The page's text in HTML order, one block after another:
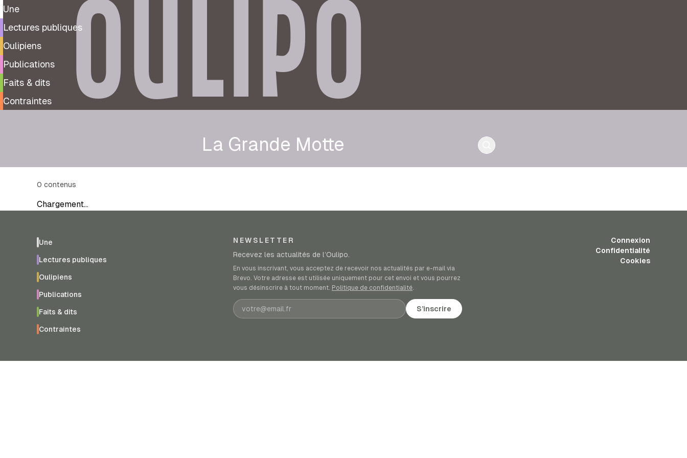
Une
Lectures publiques
Oulipiens
Publications
Faits & dits
Contraintes
OULIPO
La Grande Motte
0 contenus
Chargement…
Une
Lectures publiques
Oulipiens
Publications
Faits & dits
Contraintes
NEWSLETTER
Recevez les actualités de l’Oulipo.
En vous inscrivant, vous acceptez de recevoir nos actualités par e-mail via
Brevo. Votre adresse est utilisée uniquement pour cet envoi et vous pourrez
vous désinscrire à tout moment. Politique de confidentialité.
Adresse e-mail S’inscrire
Connexion
Confidentialité
Cookies